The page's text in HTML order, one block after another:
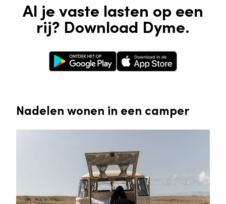
Al je vaste lasten op een
rij? Download Dyme.
Google Play StoreApple App Store
Nadelen wonen in een camper